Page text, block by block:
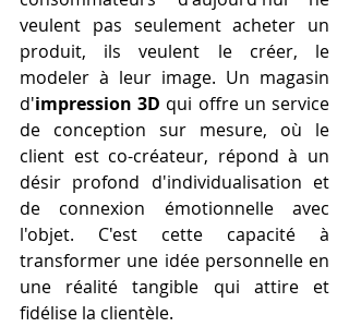
veulent pas seulement acheter un
produit, ils veulent le créer, le
modeler à leur image. Un magasin
d'impression 3D qui offre un service
de conception sur mesure, où le
client est co-créateur, répond à un
désir profond d'individualisation et
de connexion émotionnelle avec
l'objet. C'est cette capacité à
transformer une idée personnelle en
une réalité tangible qui attire et
fidélise la clientèle.